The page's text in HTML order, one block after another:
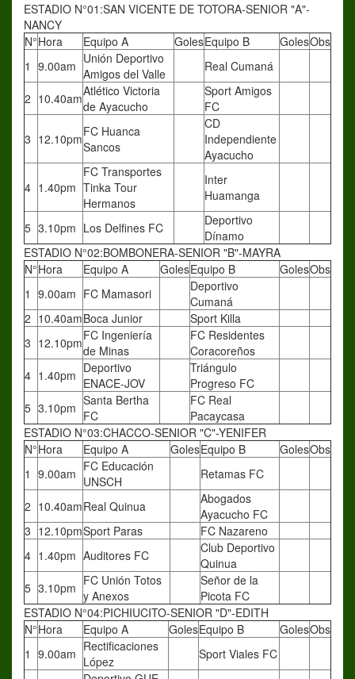
ESTADIO N°01:SAN VICENTE DE TOTORA-SENIOR "A"-
NANCY
N°Hora Equipo A GolesEquipo B GolesObs
1 9.00am Unión Deportivo
Amigos del Valle
Real Cumaná
2 10.40amAtlético Victoria
de Ayacucho
Sport Amigos
FC
3 12.10pmFC Huanca
Sancos
CD
Independiente
Ayacucho
4 1.40pm
FC Transportes
Tinka Tour
Hermanos
Inter
Huamanga
5 3.10pm Los Delfines FC
Deportivo
Dínamo
ESTADIO N°02:BOMBONERA-SENIOR "B"-MAYRA
N°Hora Equipo A GolesEquipo B GolesObs
1 9.00am FC Mamasori
Deportivo
Cumaná
2 10.40amBoca Junior
Sport Killa
3 12.10pmFC Ingeniería
de Minas
FC Residentes
Coracoreños
4 1.40pm Deportivo
ENACE-JOV
Triángulo
Progreso FC
5 3.10pm Santa Bertha
FC
FC Real
Pacaycasa
ESTADIO N°03:CHACCO-SENIOR "C"-YENIFER
N°Hora Equipo A GolesEquipo B GolesObs
1 9.00am FC Educación
UNSCH
Retamas FC
2 10.40amReal Quinua
Abogados
Ayacucho FC
3 12.10pmSport Paras
FC Nazareno
4 1.40pm Auditores FC
Club Deportivo
Quinua
5 3.10pm FC Unión Totos
y Anexos
Señor de la
Picota FC
ESTADIO N°04:PICHIUCITO-SENIOR "D"-EDITH
N°Hora Equipo A GolesEquipo B GolesObs
1 9.00am Rectificaciones
López
Sport Viales FC